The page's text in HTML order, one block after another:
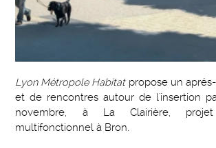
Lyon Métropole Habitatpropose un
et de rencontres autour de l'insertion
novembre, à La Clairière,
multifonctionnel à Bron.